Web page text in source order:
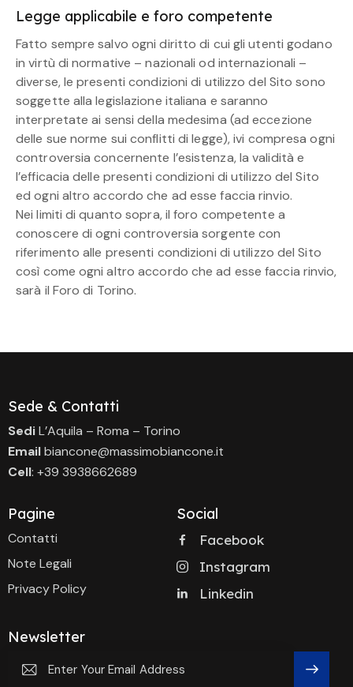
Legge applicabile e foro competente
Fatto sempre salvo ogni diritto di cui gli utenti godano
in virtù di normative – nazionali od internazionali –
diverse, le presenti condizioni di utilizzo del Sito sono
soggette alla legislazione italiana e saranno
interpretate ai sensi della medesima (ad eccezione
delle sue norme sui conflitti di legge), ivi compresa ogni
controversia concernente l’esistenza, la validità e
l’efficacia delle presenti condizioni di utilizzo del Sito
ed ogni altro accordo che ad esse faccia rinvio.
Nei limiti di quanto sopra, il foro competente a
conoscere di ogni controversia sorgente con
riferimento alle presenti condizioni di utilizzo del Sito
così come ogni altro accordo che ad esse faccia rinvio,
sarà il Foro di Torino.
Sede & Contatti
SediL’Aquila – Roma – Torino
Emailbiancone@massimobiancone.it
Cell: +39 3938662689
Pagine
Contatti
Note Legali
Privacy Policy
Social
Facebook
Instagram
Linkedin
Newsletter
Subscri